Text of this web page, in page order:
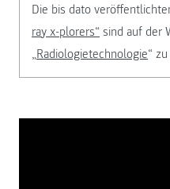
Die bis dato
ray x-plorers“ sind auf der
„Radiologietechnologie“